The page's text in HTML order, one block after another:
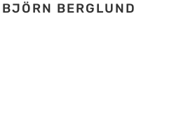
BJÖRN BERGLUND